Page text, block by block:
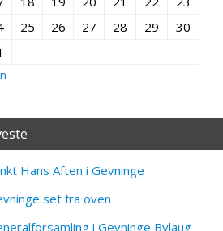
25 26 27 28 29
30
Hans Aften i Gevninge
set fra oven
i Gevninge Bylaug